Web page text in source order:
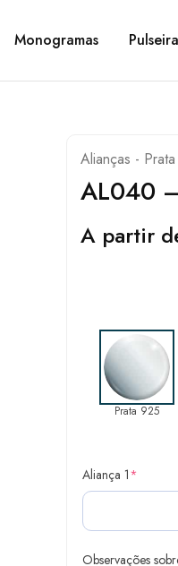
Monogramas
Alianças -
AL040
A partir
Prata 925
Aliança 1*
Observações